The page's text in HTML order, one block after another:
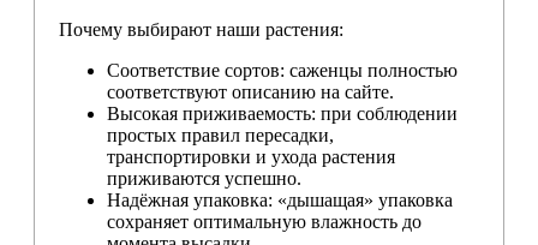
Почему выбирают наши растения:
Соответствие сортов: саженцы полностью
соответствуют описанию на сайте.
Высокая приживаемость: при соблюдении
простых правил пересадки,
транспортировки и ухода растения
приживаются успешно.
Надёжная упаковка: «дышащая» упаковка
сохраняет оптимальную влажность до